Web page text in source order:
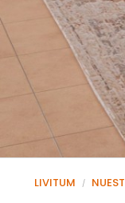
LIVITUM /